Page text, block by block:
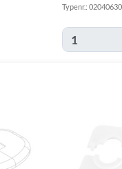
i Svenstrup
(9230)
Typenr.: